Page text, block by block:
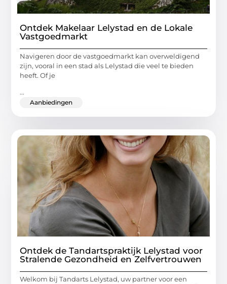
Ontdek Makelaar Lelystad en de Lokale
Vastgoedmarkt
Navigeren door de vastgoedmarkt kan overweldigend
zijn, vooral in een stad als Lelystad die veel te bieden
heeft. Of je
...
Aanbiedingen
Ontdek de Tandartspraktijk Lelystad voor
Stralende Gezondheid en Zelfvertrouwen
Welkom bij Tandarts Lelystad, uw partner voor een